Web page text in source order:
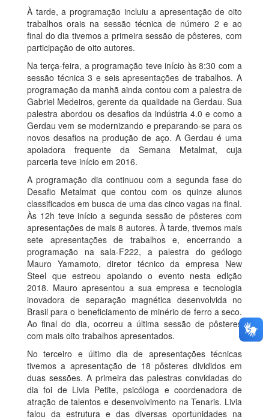
À tarde, a programação incluiu a apresentação de oito
trabalhos orais na sessão técnica de número 2 e ao
final do dia tivemos a primeira sessão de pôsteres, com
participação de oito autores.
Na terça-feira, a programação teve início às 8:30 com a
sessão técnica 3 e seis apresentações de trabalhos. A
programação da manhã ainda contou com a palestra de
Gabriel Medeiros, gerente da qualidade na Gerdau. Sua
palestra abordou os desafios da indústria 4.0 e como a
Gerdau vem se modernizando e preparando-se para os
novos desafios na produção de aço. A Gerdau é uma
apoiadora frequente da Semana Metalmat, cuja
parceria teve início em 2016.
A programação dia continuou com a segunda fase do
Desafio Metalmat que contou com os quinze alunos
classificados em busca de uma das cinco vagas na final.
Às 12h teve início a segunda sessão de pôsteres com
apresentações de mais 8 autores. À tarde, tivemos mais
sete apresentações de trabalhos e, encerrando a
programação na sala-F222, a palestra do geólogo
Mauro Yamamoto, diretor técnico da empresa New
Steel que estreou apoiando o evento nesta edição
2018. Mauro apresentou a sua empresa e tecnologia
inovadora de separação magnética desenvolvida no
Brasil para o beneficiamento de minério de ferro a seco.
Ao final do dia, ocorreu a última sessão de pôsteres
com mais oito trabalhos apresentados.
No terceiro e último dia de apresentações técnicas
tivemos a apresentação de 18 pôsteres divididos em
duas sessões. A primeira das palestras convidadas do
dia foi de Livia Petite, psicóloga e coordenadora de
atração de talentos e desenvolvimento na Tenaris. Livia
falou da estrutura e das diversas oportunidades na